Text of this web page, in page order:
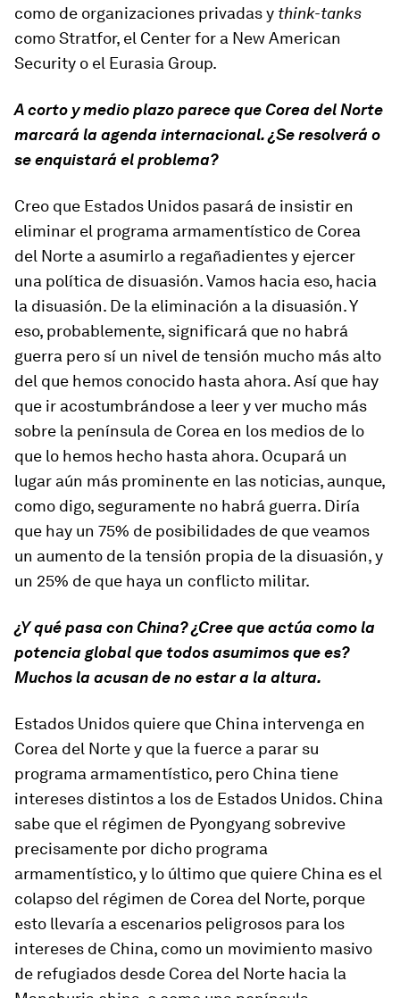
como de organizaciones privadas y think-tanks
como Stratfor, el Center for a New American
Security o el Eurasia Group.
A corto y medio plazo parece que Corea del Norte
marcará la agenda internacional. ¿Se resolverá o
se enquistará el problema?
Creo que Estados Unidos pasará de insistir en
eliminar el programa armamentístico de Corea
del Norte a asumirlo a regañadientes y ejercer
una política de disuasión. Vamos hacia eso, hacia
la disuasión. De la eliminación a la disuasión. Y
eso, probablemente, significará que no habrá
guerra pero sí un nivel de tensión mucho más alto
del que hemos conocido hasta ahora. Así que hay
que ir acostumbrándose a leer y ver mucho más
sobre la península de Corea en los medios de lo
que lo hemos hecho hasta ahora. Ocupará un
lugar aún más prominente en las noticias, aunque,
como digo, seguramente no habrá guerra. Diría
que hay un 75% de posibilidades de que veamos
un aumento de la tensión propia de la disuasión, y
un 25% de que haya un conflicto militar.
¿Y qué pasa con China? ¿Cree que actúa como la
potencia global que todos asumimos que es?
Muchos la acusan de no estar a la altura.
Estados Unidos quiere que China intervenga en
Corea del Norte y que la fuerce a parar su
programa armamentístico, pero China tiene
intereses distintos a los de Estados Unidos. China
sabe que el régimen de Pyongyang sobrevive
precisamente por dicho programa
armamentístico, y lo último que quiere China es el
colapso del régimen de Corea del Norte, porque
esto llevaría a escenarios peligrosos para los
intereses de China, como un movimiento masivo
de refugiados desde Corea del Norte hacia la